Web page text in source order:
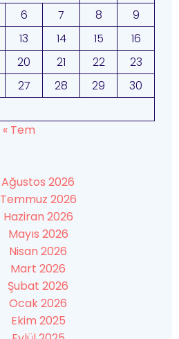
6 7 8
9
13 14 15
16
20 21 22
23
27 28 29
30
« Tem
Ağustos 2026
Temmuz 2026
Haziran 2026
Mayıs 2026
Nisan 2026
Mart 2026
Şubat 2026
Ocak 2026
Ekim 2025